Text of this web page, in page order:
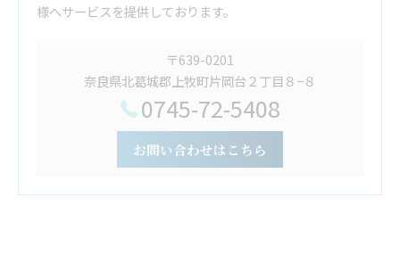
様へサービスを提供しております。
〒639-0201
奈良県北葛城郡上牧町片岡台２丁目８−８
0745-72-5408
お問い合わせはこちら